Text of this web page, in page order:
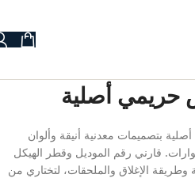
أصلية
بتصميمات معدنية أنيقة وألوان
قارني رقم الموديل وقطر الهيكل
وطريقة الإغلاق والملحقات، لتختاري من